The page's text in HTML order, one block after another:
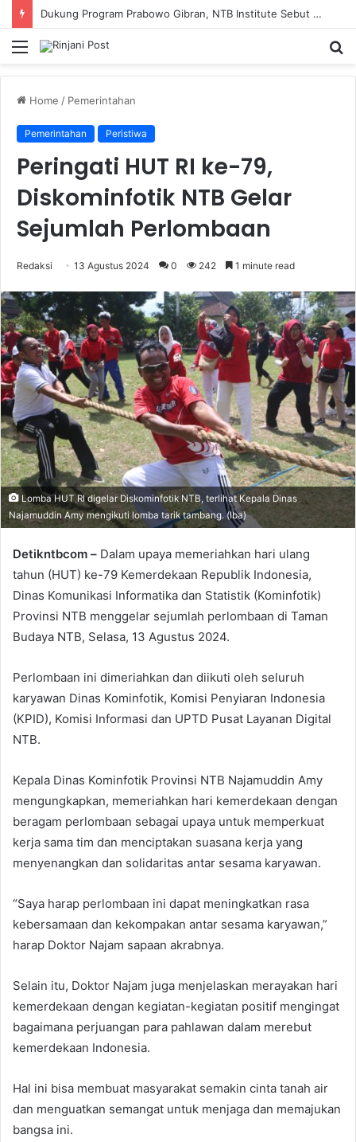
Dukung Program Prabowo Gibran, NTB Institute Sebut MBG dan Kopdes Solusi Percepatan Pembangunan Daerah 3T
Menu
Home / Pemerintahan
Pemerintahan Peristiwa
Peringati HUT RI ke-79,
Diskominfotik NTB Gelar
Sejumlah Perlombaan
Redaksi 13 Agustus 2024 0 242 1 minute read
Lomba HUT RI digelar Diskominfotik NTB, terlihat Kepala Dinas
Najamuddin Amy mengikuti lomba tarik tambang. (Iba)
Detikntbcom – Dalam upaya memeriahkan hari ulang
tahun (HUT) ke-79 Kemerdekaan Republik Indonesia,
Dinas Komunikasi Informatika dan Statistik (Kominfotik)
Provinsi NTB menggelar sejumlah perlombaan di Taman
Budaya NTB, Selasa, 13 Agustus 2024.
Perlombaan ini dimeriahkan dan diikuti oleh seluruh
karyawan Dinas Kominfotik, Komisi Penyiaran Indonesia
(KPID), Komisi Informasi dan UPTD Pusat Layanan Digital
NTB.
Kepala Dinas Kominfotik Provinsi NTB Najamuddin Amy
mengungkapkan, memeriahkan hari kemerdekaan dengan
beragam perlombaan sebagai upaya untuk memperkuat
kerja sama tim dan menciptakan suasana kerja yang
menyenangkan dan solidaritas antar sesama karyawan.
“Saya harap perlombaan ini dapat meningkatkan rasa
kebersamaan dan kekompakan antar sesama karyawan,”
harap Doktor Najam sapaan akrabnya.
Selain itu, Doktor Najam juga menjelaskan merayakan hari
kemerdekaan dengan kegiatan-kegiatan positif mengingat
bagaimana perjuangan para pahlawan dalam merebut
kemerdekaan Indonesia.
Hal ini bisa membuat masyarakat semakin cinta tanah air
dan menguatkan semangat untuk menjaga dan memajukan
bangsa ini.